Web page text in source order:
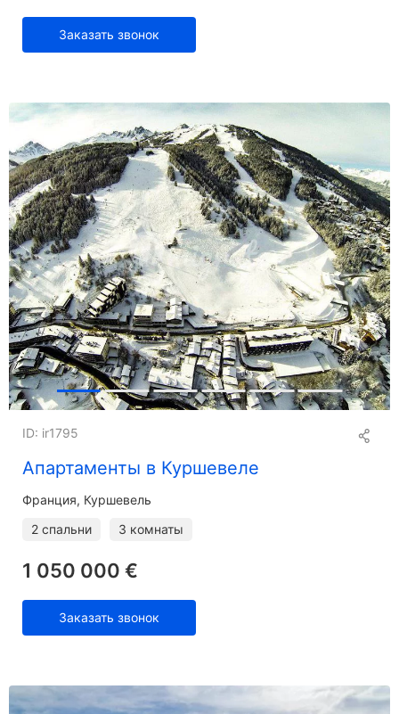
Заказать звонок
Апартаменты в Куршевеле
ID: ir1795
Франция, Куршевель
2 спальни
3 комнаты
1 050 000 €
Заказать звонок